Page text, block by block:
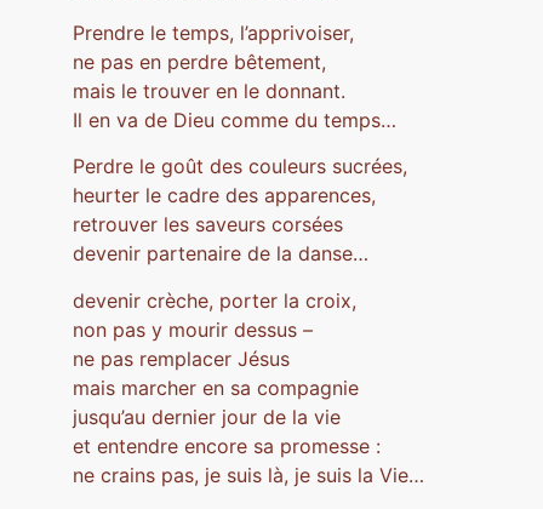
Prendre le temps, l’apprivoiser,
ne pas en perdre bêtement,
mais le trouver en le donnant.
Il en va de Dieu comme du temps…
Perdre le goût des couleurs sucrées,
heurter le cadre des apparences,
retrouver les saveurs corsées
devenir partenaire de la danse…
devenir crèche, porter la croix,
non pas y mourir dessus –
ne pas remplacer Jésus
mais marcher en sa compagnie
jusqu’au dernier jour de la vie
et entendre encore sa promesse :
ne crains pas, je suis là, je suis la Vie…